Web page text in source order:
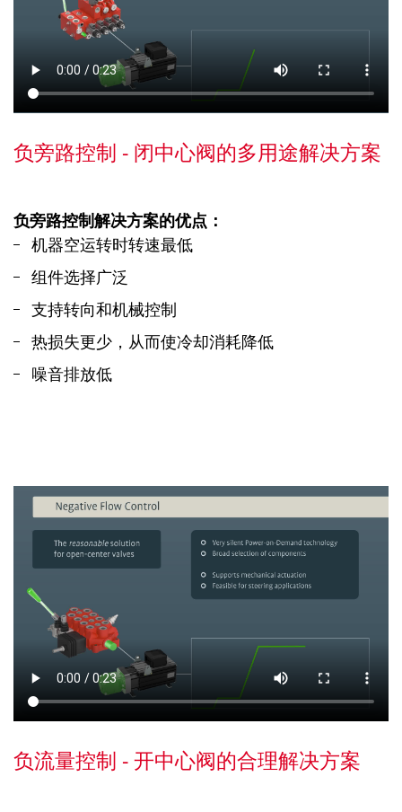
负旁路控制 - 闭中心阀的多用途解决方案
负旁路控制解决方案的优点：
机器空运转时转速最低
组件选择广泛
支持转向和机械控制
热损失更少，从而使冷却消耗降低
噪音排放低
负流量控制 - 开中心阀的合理解决方案